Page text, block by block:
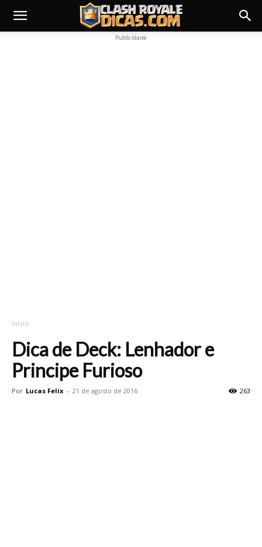
Publicidade
Início
Dica de Deck: Lenhador e
Principe Furioso
Por Lucas Felix - 21 de agosto de 2016 263